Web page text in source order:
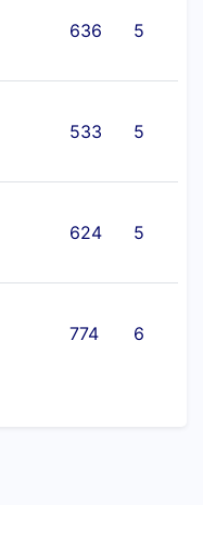
636 5
533 5
624 5
774 6